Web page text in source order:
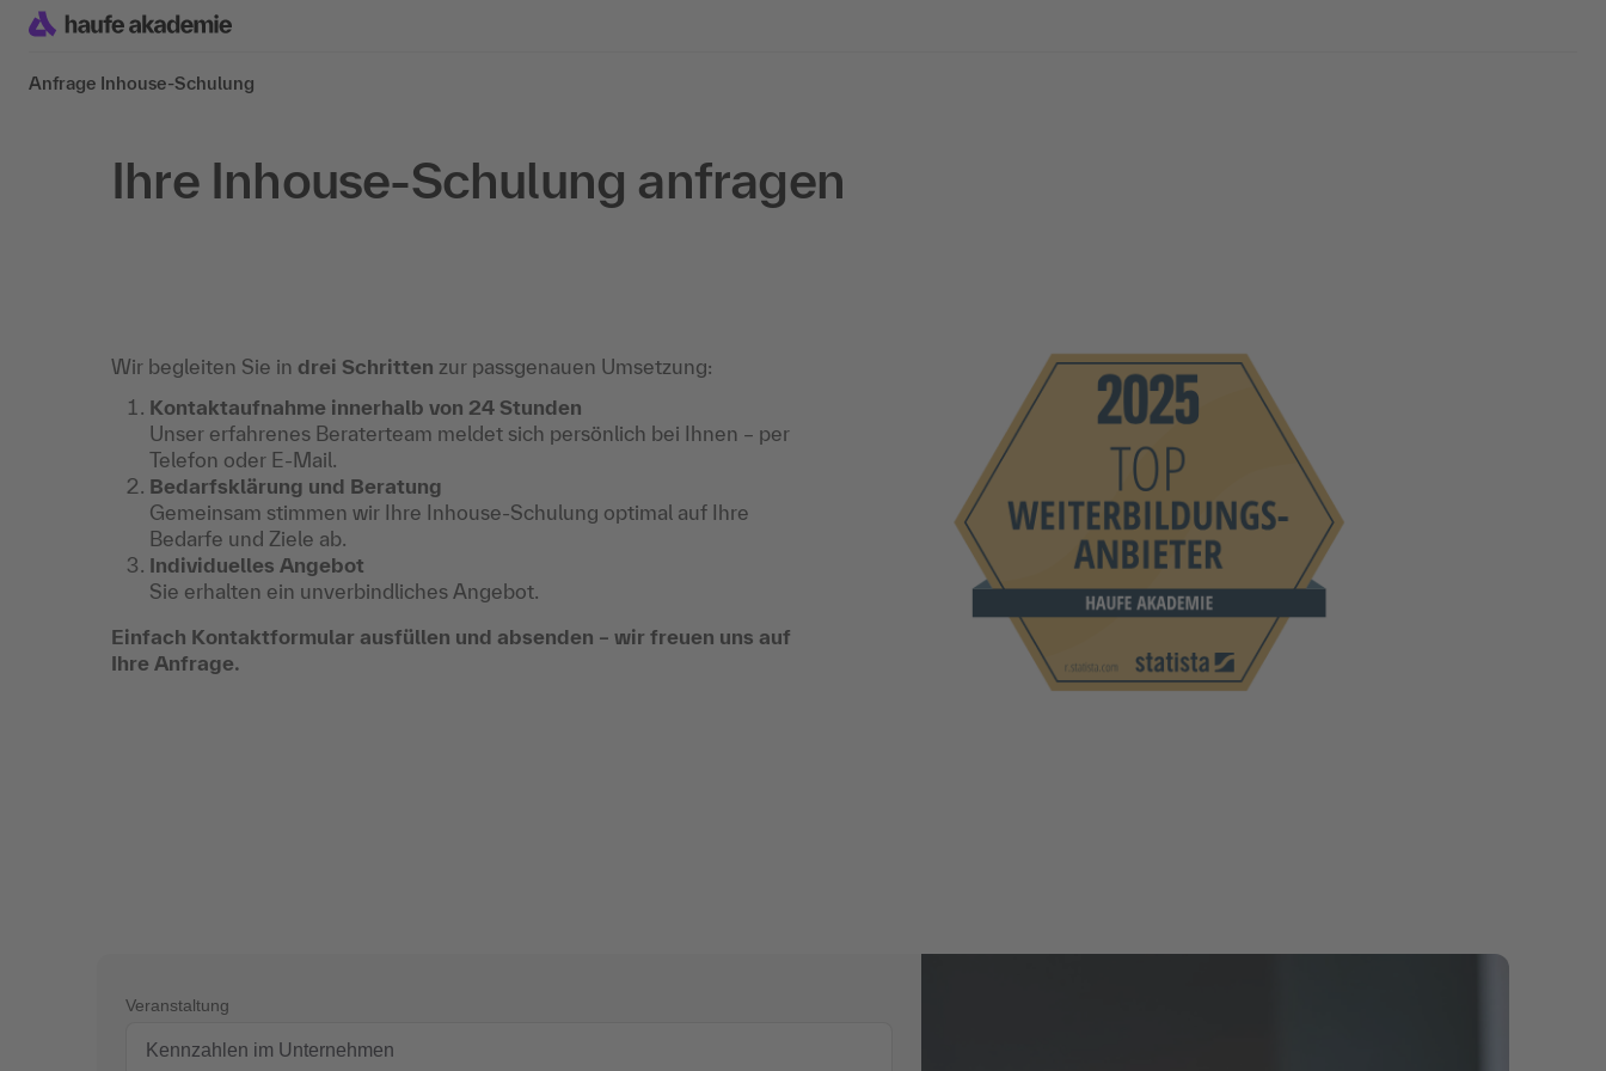
Anfrage Inhouse-Schulung
Ihre Inhouse-Schulung anfragen
Wir begleiten Sie in drei Schritten zur passgenauen Umsetzung:
Kontaktaufnahme innerhalb von 24 Stunden
Unser erfahrenes Beraterteam meldet sich persönlich bei Ihnen – per
Telefon oder E-Mail.
Bedarfsklärung und Beratung
Gemeinsam stimmen wir Ihre Inhouse-Schulung optimal auf Ihre
Bedarfe und Ziele ab.
Individuelles Angebot
Sie erhalten ein unverbindliches Angebot.
Einfach Kontaktformular ausfüllen und absenden – wir freuen uns auf
Ihre Anfrage.
Veranstaltung